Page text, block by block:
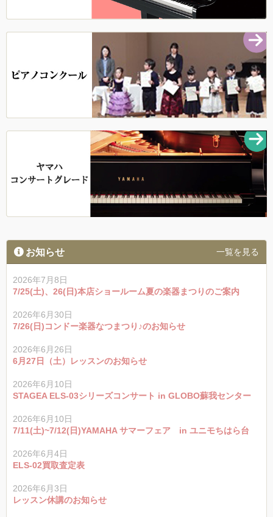
お知らせ 一覧を見る
2026年7月8日
7/25(土)、26(日)本店ショールーム夏の楽器まつりのご案内
2026年6月30日
7/26(日)コンドー楽器なつまつり♪のお知らせ
2026年6月26日
6月27日（土）レッスンのお知らせ
2026年6月10日
STAGEA ELS-03シリーズコンサート in GLOBO蘇我センター
2026年6月10日
7/11(土)~7/12(日)YAMAHA サマーフェア in ユニモちはら台
2026年6月4日
ELS-02買取査定表
2026年6月3日
レッスン休講のお知らせ